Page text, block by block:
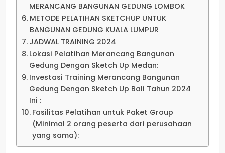
MERANCANG BANGUNAN GEDUNG LOMBOK
METODE PELATIHAN SKETCHUP UNTUK
BANGUNAN GEDUNG KUALA LUMPUR
JADWAL TRAINING 2024
Lokasi Pelatihan Merancang Bangunan
Gedung Dengan Sketch Up Medan:
Investasi Training Merancang Bangunan
Gedung Dengan Sketch Up Bali Tahun 2024
Ini :
Fasilitas Pelatihan untuk Paket Group
(Minimal 2 orang peserta dari perusahaan
yang sama):